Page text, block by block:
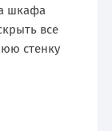
шкафа
все
стенку